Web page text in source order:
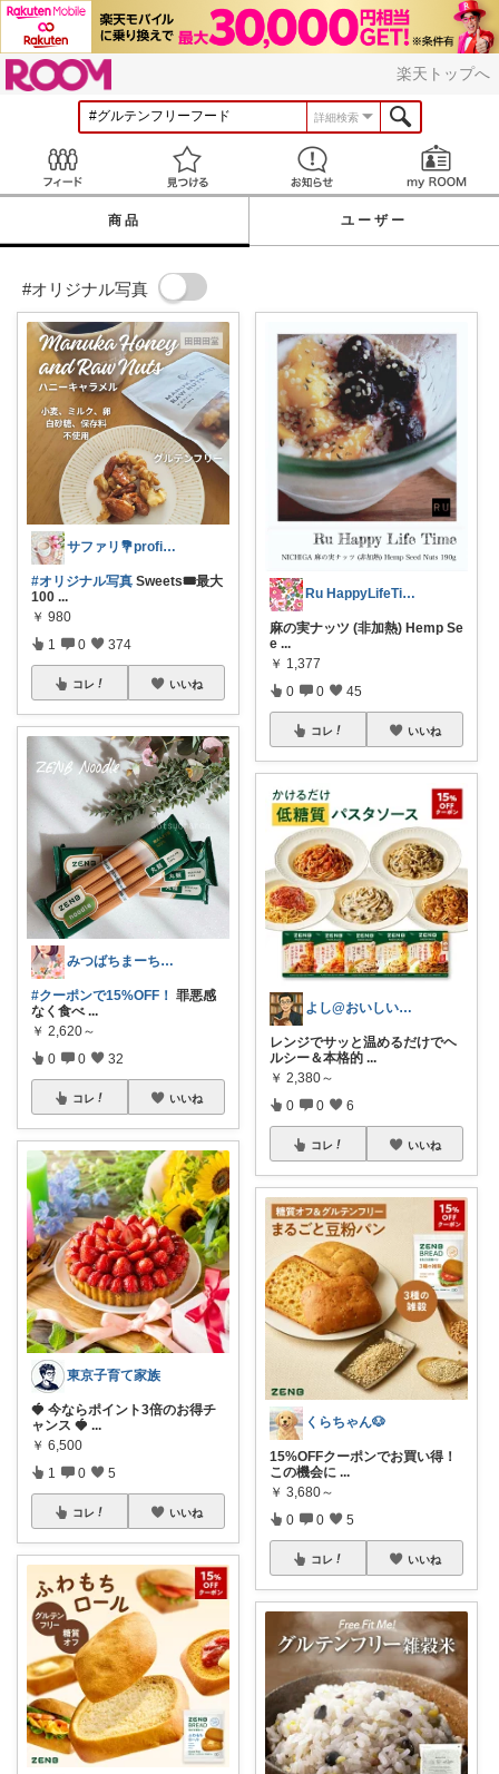
楽天トップへ
詳細検索
見つける お知らせ
商品 ユーザー
#オリジナル写真
サファリ‎💐profileにてお礼
#オリジナル写真 Sweets🎟最大
100 ...
￥ 980
1 0 374
コレ いいね
みつばちまーちᵀᴴᴬᴺᴷ ᵞᴼᵁ ◡̈*
#クーポンで15%OFF！ 罪悪感
なく食べ ...
￥ 2,620～
0 0 32
コレ いいね
東京子育て家族
🍓 今ならポイント3倍のお得チ
ャンス 🍓 ...
￥ 6,500
1 0 5
コレ いいね
Ru HappyLifeTime
麻の実ナッツ (非加熱) Hemp Se
e ...
￥ 1,377
0 0 45
コレ いいね
よし@おいしいもの大好き
レンジでサッと温めるだけでヘ
ルシー＆本格的 ...
￥ 2,380～
0 0 6
コレ いいね
くらちゃん🐶
15%OFFクーポンでお買い得！
この機会に ...
￥ 3,680～
0 0 5
コレ いいね